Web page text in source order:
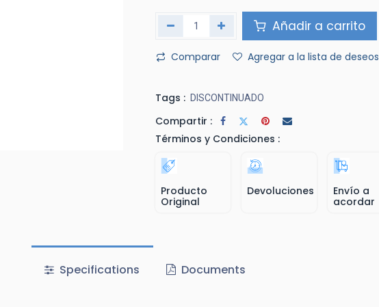
Añadir a carrito
Comparar Agregar a la lista de deseos
Tags : DISCONTINUADO
Compartir :
Términos y Condiciones :
Producto
Original
Devoluciones
Envío a
acordar
Specifications Documents